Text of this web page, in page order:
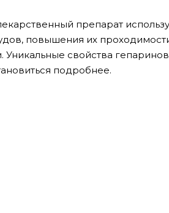
препарат
повышения их
Уникальные свойства
подробнее.